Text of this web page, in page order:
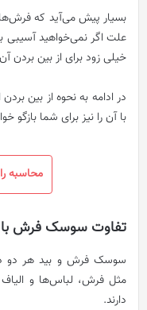
بسیار پیش می‌آید که
علت اگر نمی‌خواهید آسیبی
خیلی زود برای از بین بردن
در ادامه به نحوه از بین
با آن را نیز برای شما بازگو
محاسبه
تفاوت سوسک فرش با
سوسک فرش و بید هر دو
مثل فرش، لباس‌ها و
دارند.